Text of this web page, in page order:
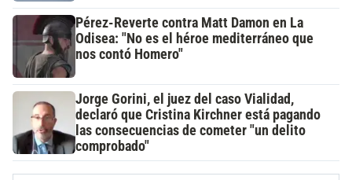
Pérez-Reverte contra Matt Damon en La
Odisea: "No es el héroe mediterráneo que
nos contó Homero"
Jorge Gorini, el juez del caso Vialidad,
declaró que Cristina Kirchner está pagando
las consecuencias de cometer "un delito
comprobado"